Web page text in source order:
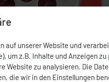
auf unserer Website und
um z.B. Inhalte und Anzeigen
Website zu analysieren. Die
die wir in den Einstellungen